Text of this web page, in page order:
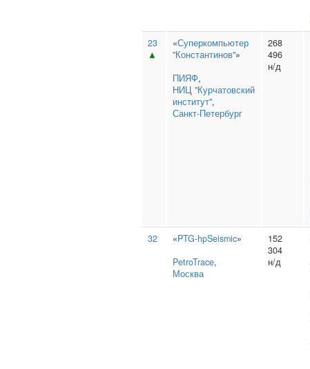
23
▲
«Суперкомпьютер
"Константинов"»
ПИЯФ,
НИЦ "Курчатовский
институт",
Санкт-Петербург
268
496
н/д
32 «PTG-hpSeismic»
PetroTrace,
Москва
152
304
н/д